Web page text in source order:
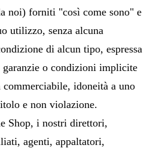
noi) forniti "così come sono" e
utilizzo, senza alcuna
di alcun tipo, espressa
o condizioni implicite
idoneità a uno
e non violazione.
Shop, i nostri direttori,
agenti, appaltatori,